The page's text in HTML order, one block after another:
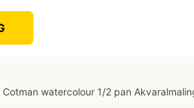
watercolour 1/2 pan